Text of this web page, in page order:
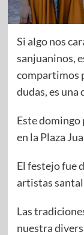
Si algo nos
sanjuaninos,
compartimos
dudas, es una
Este domingo
en la Plaza
El festejo fue
artistas
Las
nuestra